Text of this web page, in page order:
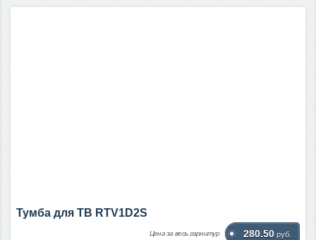
Тумба для ТВ RTV1D2S
Цена за весь гарнитур 280.50 руб.